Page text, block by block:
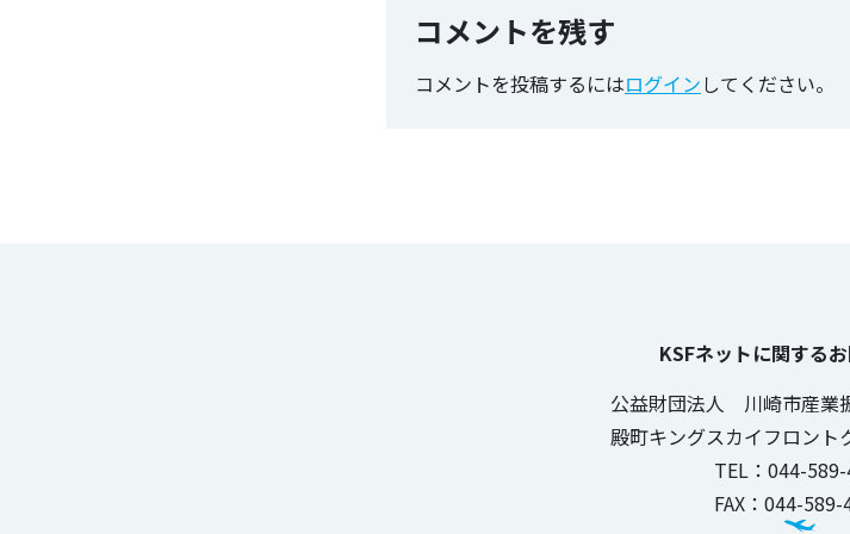
コメントを残す
コメントを投稿するにはログインしてください。
KSFネットに関する
公益財団法人 川崎市産業
殿町キングスカイフロント
TEL：044-
FAX：044-589-